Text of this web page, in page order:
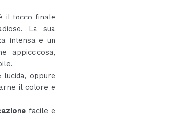
il tocco finale
La sua
intensa e un
appiccicosa,
lucida, oppure
il colore e
facile e